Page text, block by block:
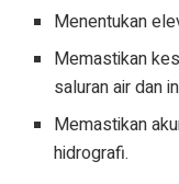
Menentukan
Memastikan
saluran air dan
Memastikan
hidrografi.